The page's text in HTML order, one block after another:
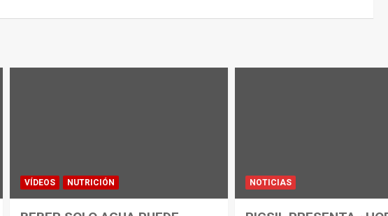
VÍDEOS NUTRICIÓN NOTICIAS